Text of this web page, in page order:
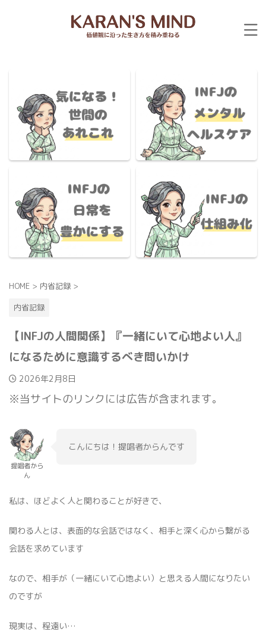
HOME > 内省記録 >
内省記録
【INFJの人間関係】『一緒にいて心地よい人』
になるために意識するべき問いかけ
2026年2月8日
※当サイトのリンクには広告が含まれます。
提唱者から
ん
こんにちは！提唱者からんです
私は、ほどよく人と関わることが好きで、
関わる人とは、表面的な会話ではなく、相手と深く心から繋がる
会話を求めています
なので、相手が（一緒にいて心地よい）と思える人間になりたい
のですが
現実は、程遠い…